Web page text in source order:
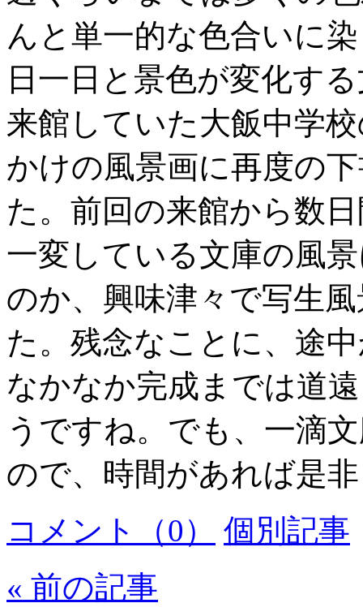
んと単一的な色合いに
日一日と景色が変化す
来館していた大飯中学
かけの風景画に再度の
た。前回の来館から数
一変している文庫の風
のか、興味津々で写生
た。残念なことに、途
なかなか完成までは道
うですね。でも、一滴
ので、時間があれば是
コメント（0）
個別記事
« 前の記事